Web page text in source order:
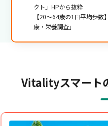
クト」HPから抜粋
【20～64歳の1日平均歩
康・栄養調査」
Vitalityスマート